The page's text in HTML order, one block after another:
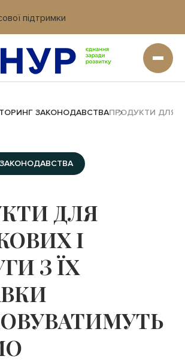
підтримки
платформи
ЗАКОНОДАВСТВАПРОДУКТИ ДЛЯ
ДЛЯ
І
З ЇХ